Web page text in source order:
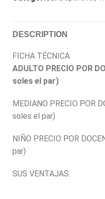
DESCRIPTION
FICHA TÉCNICA:
ADULTO PRECIO POR
soles el par)
MEDIANO PRECIO POR
soles el par)
NIÑO PRECIO POR
par)
SUS VENTAJAS: